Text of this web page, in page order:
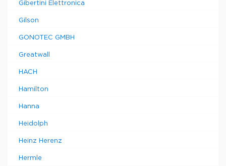
Gibertini Elettronica
Gilson
GONOTEC GMBH
Greatwall
HACH
Hamilton
Hanna
Heidolph
Heinz Herenz
Hermle